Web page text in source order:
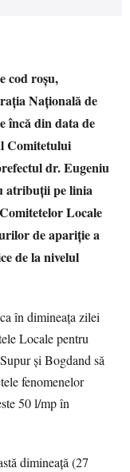
cod roşu,
Naţională de
încă din data de
Comitetului
dr. Eugeniu
atribuţii pe linia
Locale
de apariţie a
de la nivelul
în dimineaţa zilei
Locale pentru
şi Bogdand să
fenomenelor
50 l/mp în
dimineaţă (27